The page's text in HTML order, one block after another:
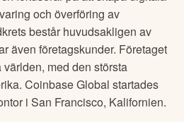
och överföring av
består huvudsakligen av
även företagskunder. Företaget
med den största
Coinbase Global startades
i San Francisco, Kalifornien.